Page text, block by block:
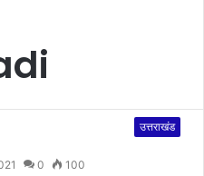
उत्तराखंड
0 100